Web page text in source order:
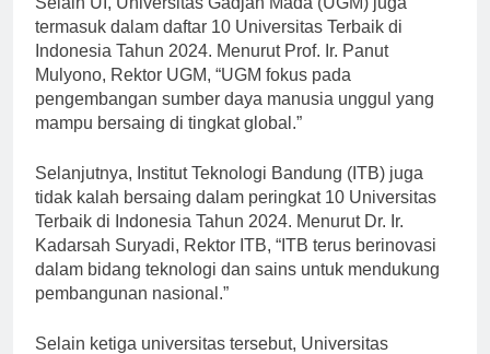
termasuk dalam daftar 10 Universitas Terbaik di
Indonesia Tahun 2024. Menurut Prof. Ir. Panut
Mulyono, Rektor UGM, “UGM fokus pada
pengembangan sumber daya manusia unggul yang
mampu bersaing di tingkat global.”
Selanjutnya, Institut Teknologi Bandung (ITB) juga
tidak kalah bersaing dalam peringkat 10 Universitas
Terbaik di Indonesia Tahun 2024. Menurut Dr. Ir.
Kadarsah Suryadi, Rektor ITB, “ITB terus berinovasi
dalam bidang teknologi dan sains untuk mendukung
pembangunan nasional.”
Selain ketiga universitas tersebut, Universitas